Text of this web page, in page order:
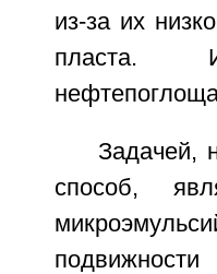
из-за их
пласта.
Задачей,
способ,